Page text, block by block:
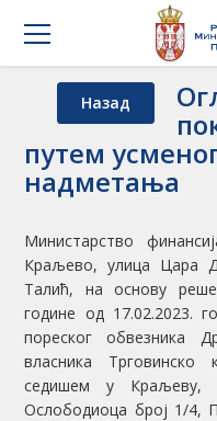
Назад
путем
надметања
Министарство
Краљево, улица Цара
Талић, на основу
године од 17.02.2023.
пореског обвезника
власника
седишем у Краљеву,
Ослободиоца број 1/4,